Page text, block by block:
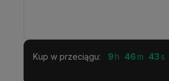
Kup w przeciągu: 9 46 42